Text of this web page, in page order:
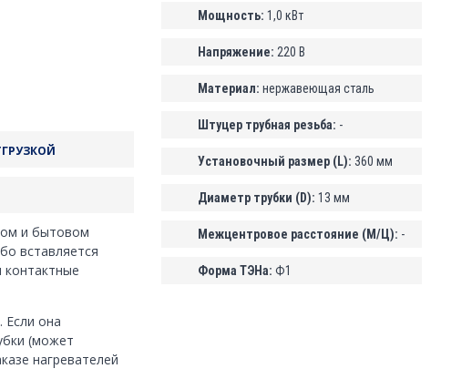
и бытовом
вставляется
контактные
Если она
(может
нагревателей
Мощность: 1,0 кВт
Напряжение: 220 В
Материал: нержавеющая сталь
Штуцер трубная резьба: -
Установочный размер (L): 360 мм
Диаметр трубки (D): 13 мм
Межцентровое расстояние (М/Ц): -
Форма ТЭНа: Ф1